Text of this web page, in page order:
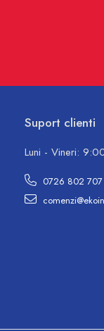
Suport clienti
Luni - Vineri:
0726 802 707